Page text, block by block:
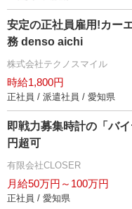
安定の正社員雇用!カー
務 denso aichi
株式会社テクノスマイル
時給1,800円
正社員 / 派遣社員 / 愛知県
即戦力募集時計の「バ
円超可
有限会社CLOSER
月給50万円～100万円
正社員 / 愛知県